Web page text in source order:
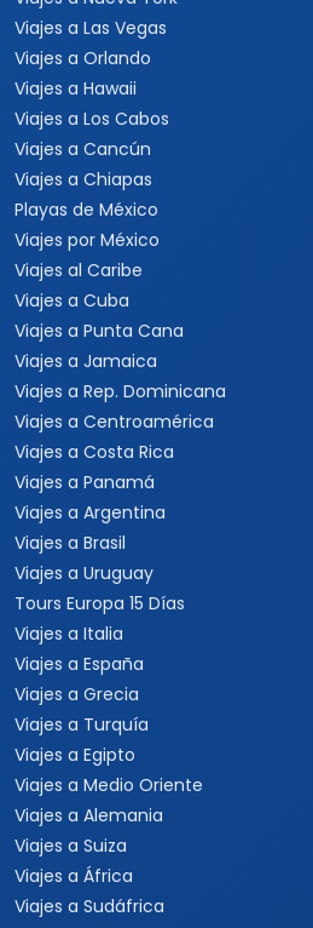
Viajes a Las Vegas
Viajes a Orlando
Viajes a Hawaii
Viajes a Los Cabos
Viajes a Cancún
Viajes a Chiapas
Playas de México
Viajes por México
Viajes al Caribe
Viajes a Cuba
Viajes a Punta Cana
Viajes a Jamaica
Viajes a Rep. Dominicana
Viajes a Centroamérica
Viajes a Costa Rica
Viajes a Panamá
Viajes a Argentina
Viajes a Brasil
Viajes a Uruguay
Tours Europa 15 Días
Viajes a Italia
Viajes a España
Viajes a Grecia
Viajes a Turquía
Viajes a Egipto
Viajes a Medio Oriente
Viajes a Alemania
Viajes a Suiza
Viajes a África
Viajes a Sudáfrica